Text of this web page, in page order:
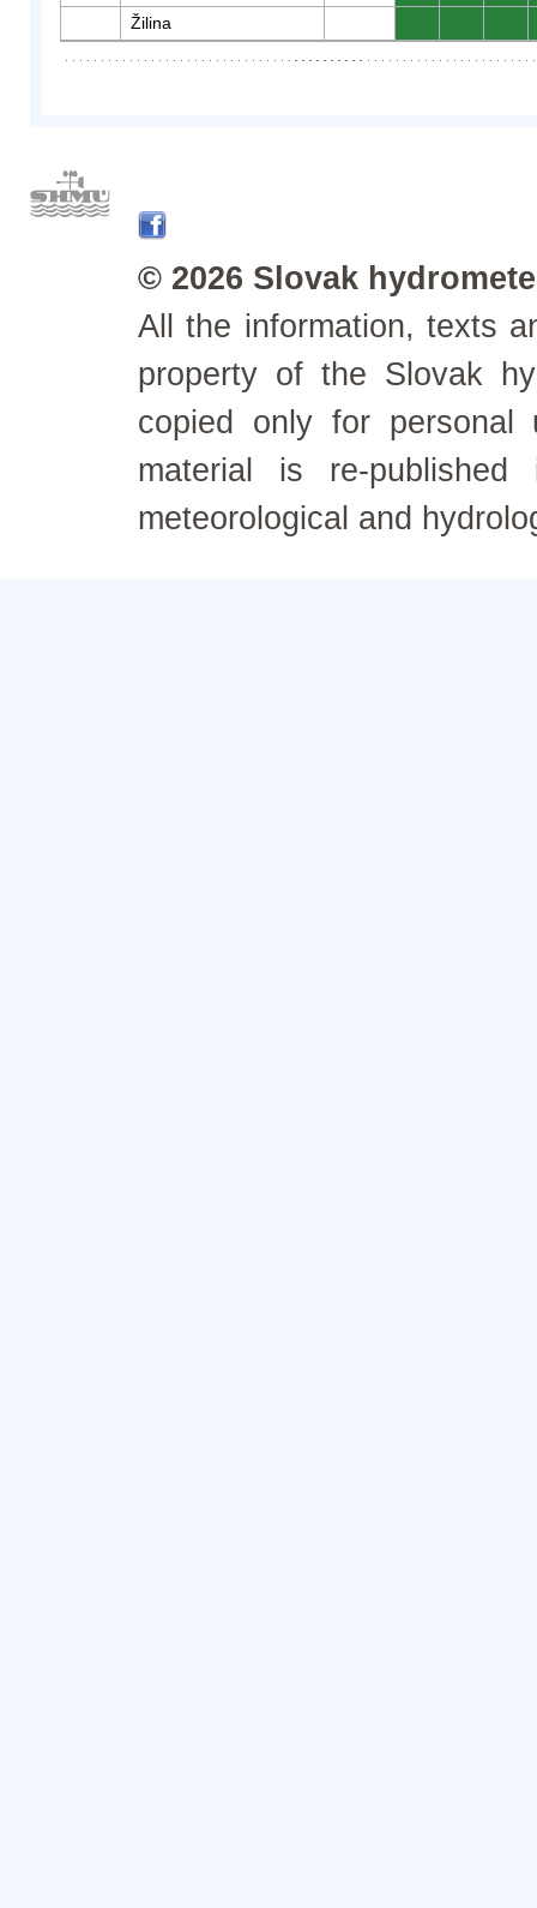
Žilina
© 2026 Slovak
All the information, texts
property of the Slovak
copied only for personal
material is re-
meteorological and